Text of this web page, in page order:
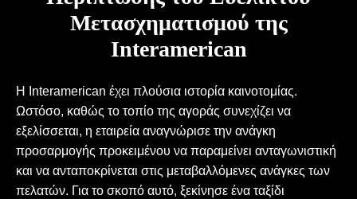
Μετασχηματισμού της
Interamerican
Η Interamerican έχει πλούσια ιστορία καινοτομίας.
Ωστόσο, καθώς το τοπίο της αγοράς συνεχίζει να
εξελίσσεται, η εταιρεία αναγνώρισε την ανάγκη
προσαρμογής προκειμένου να παραμείνει ανταγωνιστική
και να ανταποκρίνεται στις μεταβαλλόμενες ανάγκες των
πελατών. Για το σκοπό αυτό, ξεκίνησε ένα ταξίδι